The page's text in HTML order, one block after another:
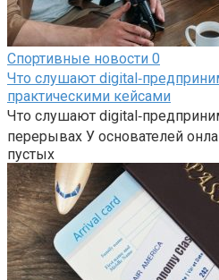
Спортивные новости 0
Что слушают
практическими кейсами
Что слушают
перерывах У основателей
пустых